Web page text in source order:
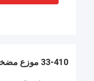
33-410 موزع مضخة بلاستيكية أعلى 4CC لزجاجة مضخة محلول